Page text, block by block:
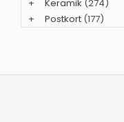
+
Keramik (274)
+
Postkort (177)